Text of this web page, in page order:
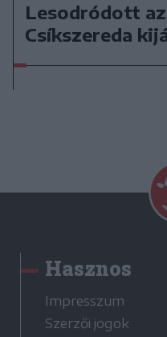
Lesodródott
Csíkszereda
Hasznos
Impresszum
Szerzői jogok